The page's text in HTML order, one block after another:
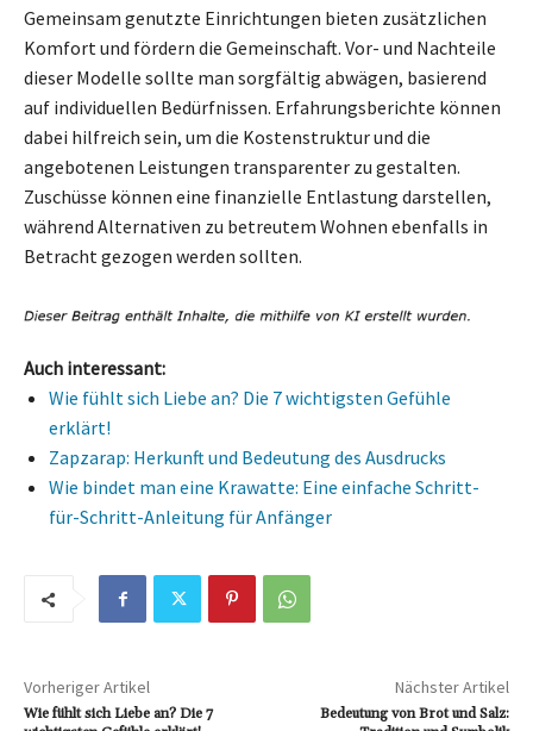
Gemeinsam genutzte Einrichtungen bieten zusätzlichen
Komfort und fördern die Gemeinschaft. Vor- und Nachteile
dieser Modelle sollte man sorgfältig abwägen, basierend
auf individuellen Bedürfnissen. Erfahrungsberichte können
dabei hilfreich sein, um die Kostenstruktur und die
angebotenen Leistungen transparenter zu gestalten.
Zuschüsse können eine finanzielle Entlastung darstellen,
während Alternativen zu betreutem Wohnen ebenfalls in
Betracht gezogen werden sollten.
Auch interessant:
Wie fühlt sich Liebe an? Die 7 wichtigsten Gefühle
erklärt!
Zapzarap: Herkunft und Bedeutung des Ausdrucks
Wie bindet man eine Krawatte: Eine einfache Schritt-
für-Schritt-Anleitung für Anfänger
Vorheriger Artikel
Wie fühlt sich Liebe an? Die 7
Nächster Artikel
Bedeutung von Brot und Salz: